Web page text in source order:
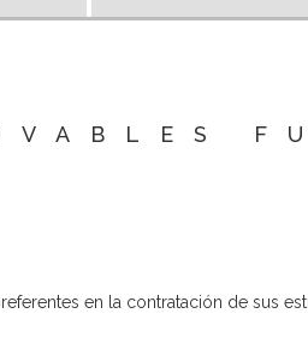
en la contratación de sus